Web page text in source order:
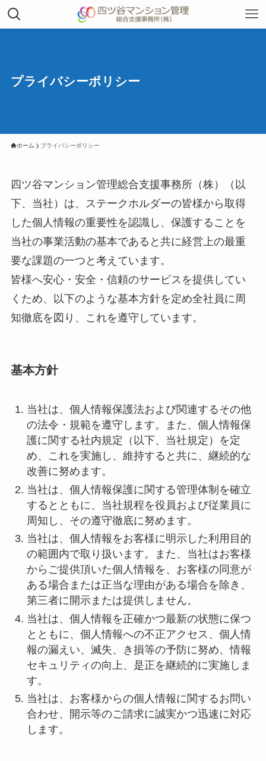
プライバシーポリシー
ホーム プライバシーポリシー
四ツ谷マンション管理総合支援事務所（株）（以
下、当社）は、ステークホルダーの皆様から取得
した個人情報の重要性を認識し、保護することを
当社の事業活動の基本であると共に経営上の最重
要な課題の一つと考えています。
皆様へ安心・安全・信頼のサービスを提供してい
くため、以下のような基本方針を定め全社員に周
知徹底を図り、これを遵守しています。
基本方針
当社は、個人情報保護法および関連するその他
の法令・規範を遵守します。また、個人情報保
護に関する社内規定（以下、当社規定）を定
め、これを実施し、維持すると共に、継続的な
改善に努めます。
当社は、個人情報保護に関する管理体制を確立
するとともに、当社規程を役員および従業員に
周知し、その遵守徹底に努めます。
当社は、個人情報をお客様に明示した利用目的
の範囲内で取り扱います。また、当社はお客様
からご提供頂いた個人情報を、お客様の同意が
ある場合または正当な理由がある場合を除き、
第三者に開示または提供しません。
当社は、個人情報を正確かつ最新の状態に保つ
とともに、個人情報への不正アクセス、個人情
報の漏えい、滅失、き損等の予防に努め、情報
セキュリティの向上、是正を継続的に実施しま
す。
当社は、お客様からの個人情報に関するお問い
合わせ、開示等のご請求に誠実かつ迅速に対応
します。